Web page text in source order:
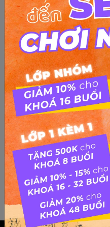
Hãy để mưa rơi – Kim Tuấn
Đệm Đàn Bài Hát Hãy Để
kim tuan from Cherry Yêu